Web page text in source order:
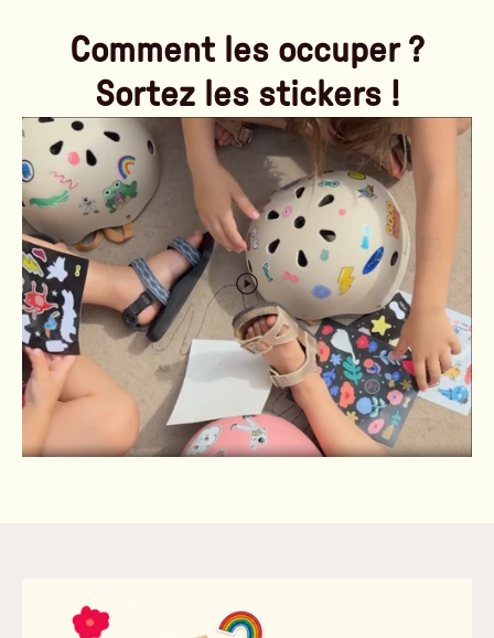
Comment les occuper ?
Sortez les stickers !